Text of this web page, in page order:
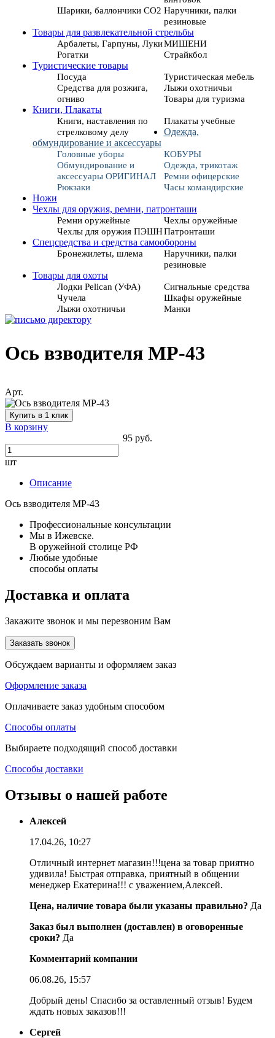
Шарики, баллончики СО2 Наручники, палки
резиновые
Товары для развлекательной стрельбы
Арбалеты, Гарпуны, ЛукиМИШЕНИ
Рогатки
Страйкбол
Туристические товары
Посуда
Туристическая мебель
Средства для розжига,
огниво
Лыжи охотничьи
Товары для туризма
Книги, Плакаты
Книги, наставления по
стрелковому делу
Плакаты учебные
Одежда,
обмундирование и аксессуары
Головные уборы
КОБУРЫ
Обмундирование и
аксессуары ОРИГИНАЛ
Одежда, трикотаж
Ремни офицерские
Рюкзаки
Часы командирские
Ножи
Чехлы для оружия, ремни, патронташи
Ремни оружейные
Чехлы оружейные
Чехлы для оружия ПЭШНПатронташи
Спецсредства и средства самообороны
Бронежилеты, шлема
Наручники, палки
резиновые
Товары для охоты
Лодки Pelican (УФА)
Сигнальные средства
Чучела
Шкафы оружейные
Лыжи охотничьи
Манки
Ось взводителя МР-43
Арт.
Купить в 1 клик
В корзину
95 руб.
шт
Описание
Ось взводителя МР-43
Профессиональные консультации
Мы в Ижевске.
В оружейной столице РФ
Любые удобные
способы оплаты
Доставка и оплата
Закажите звонок и мы перезвоним Вам
Заказать звонок
Обсуждаем варианты и оформляем заказ
Оформление заказа
Оплачиваете заказ удобным способом
Способы оплаты
Выбираете подходящий способ доставки
Способы доставки
Отзывы о нашей работе
Алексей
17.04.26, 10:27
Отличный интернет магазин!!!цена за товар приятно
удивила! Быстрая отправка, приятный в общении
менеджер Екатерина!!! с уважением,Алексей.
Цена, наличие товара были указаны правильно? Да
Заказ был выполнен (доставлен) в оговоренные
сроки? Да
Комментарий компании
06.08.26, 15:57
Добрый день! Спасибо за оставленный отзыв! Будем
ждать новых заказов!!!
Сергей